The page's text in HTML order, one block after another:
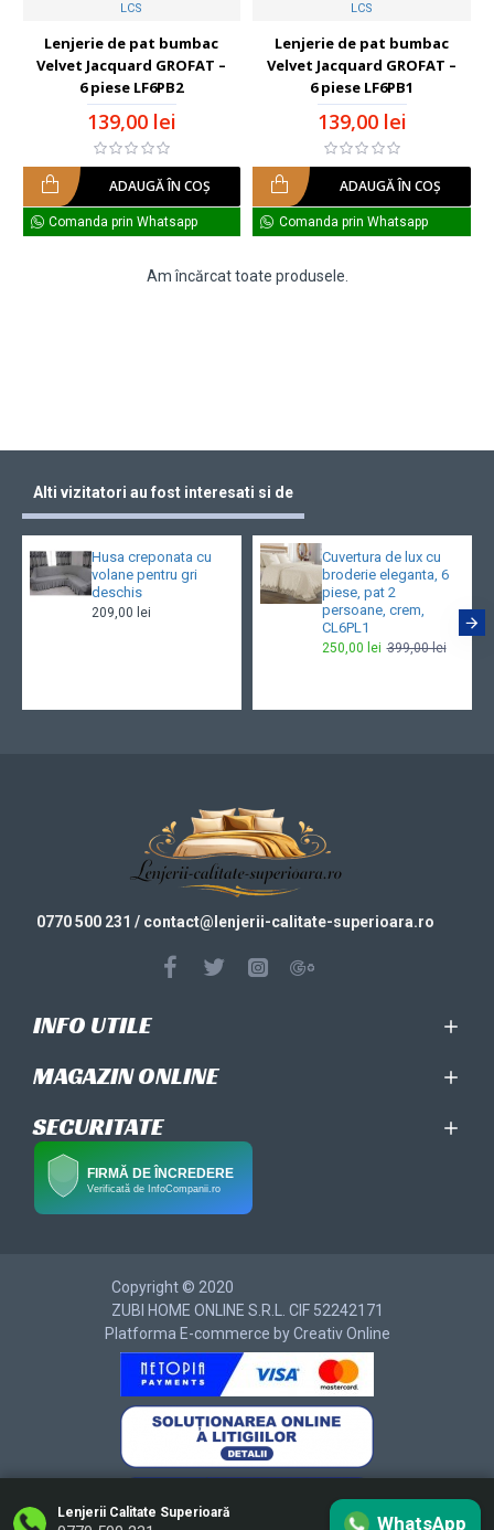
LCS
Lenjerie de pat bumbac
Velvet Jacquard GROFAT –
6 piese LF6PB2
139,00 lei
ADAUGĂ ÎN COŞ
Comanda prin Whatsapp
LCS
Lenjerie de pat bumbac
Velvet Jacquard GROFAT –
6 piese LF6PB1
139,00 lei
ADAUGĂ ÎN COŞ
Comanda prin Whatsapp
Am încărcat toate produsele.
Alti vizitatori au fost interesati si de
Husa creponata cu
volane pentru gri
deschis
209,00 lei
Cuvertura de lux cu
broderie eleganta, 6
piese, pat 2
persoane, crem,
CL6PL1
250,00 lei 399,00 lei
0770 500 231 / contact@ lenjerii-calitate-superioara.ro
INFO UTILE
MAGAZIN ONLINE
SECURITATE
FIRMĂ DE ÎNCREDERE
Verificată de InfoCompanii.ro
Copyright © 2020
ZUBI HOME ONLINE S.R.L. CIF 52242171
Platforma E-commerce by Creativ Online
Lenjerii Calitate Superioară WhatsApp